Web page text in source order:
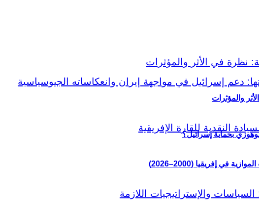
بحماية إسرائيل؟
والمؤثرات
في إفريقيا (2000–2026)